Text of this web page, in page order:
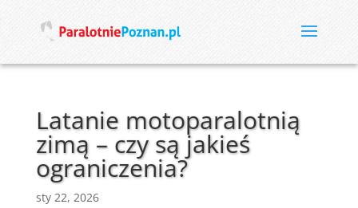
Latanie motoparalotnią
zimą – czy są jakieś
ograniczenia?
sty 22, 2026